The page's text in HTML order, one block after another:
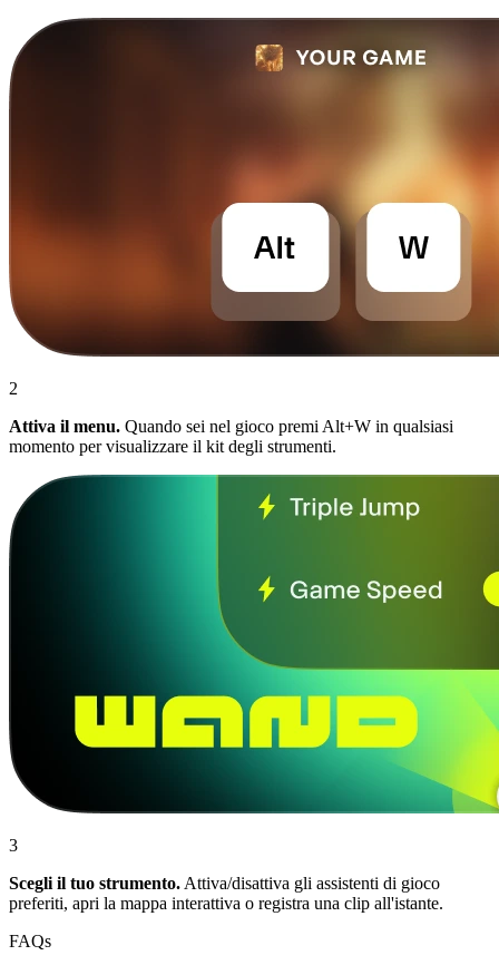
2
Attiva il menu. Quando sei nel gioco premi Alt+W in qualsiasi
momento per visualizzare il kit degli strumenti.
3
Scegli il tuo strumento. Attiva/disattiva gli assistenti di gioco
preferiti, apri la mappa interattiva o registra una clip all'istante.
FAQs